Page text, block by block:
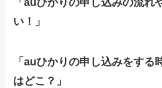
「auひかりの申し込みの流れ
い！」
「auひかりの申し込みをする
はどこ？」